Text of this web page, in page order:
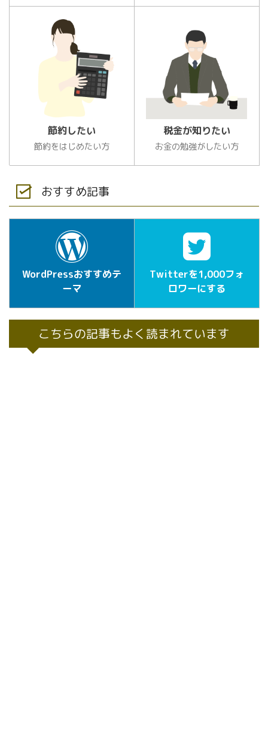
節約したい
節約をはじめたい方
税金が知りたい
お金の勉強がしたい方
おすすめ記事
WordPressおすすめテ
ーマ
Twitterを1,000フォ
ロワーにする
こちらの記事もよく読まれています